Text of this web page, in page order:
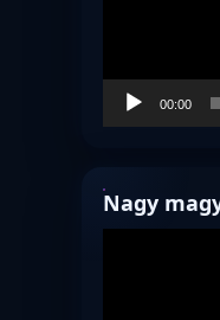
00:00
Nagy